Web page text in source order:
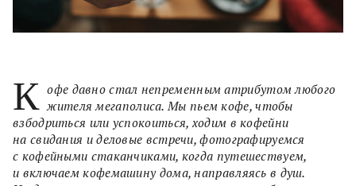
К офе давно стал непременным атрибутом любого
жителя мегаполиса. Мы пьем кофе, чтобы
взбодриться или успокоиться, ходим в кофейни
на свидания и деловые встречи, фотографируемся
с кофейными стаканчиками, когда путешествуем,
и включаем кофемашину дома, направляясь в душ.